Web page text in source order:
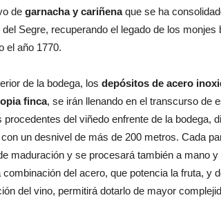
de garnacha y cariñenaque se ha
Segre, recuperando el legado de los
el año 1770.
de la bodega, los depósitos de acero
finca, se irán llenando en el transcurso de
procedentes del viñedo enfrente de la bodega,
un desnivel de más de 200 metros. Cada
maduración y se procesará también a mano
combinación del acero, que potencia la fruta, y
del vino, permitirá dotarlo de mayor